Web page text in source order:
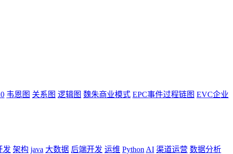
韦恩图 关系图 逻辑图 魏朱商业模式 EPC事件过程链图 EVC企业
发 架构 java 大数据 后端开发 运维 Python AI 渠道运营 数据分析